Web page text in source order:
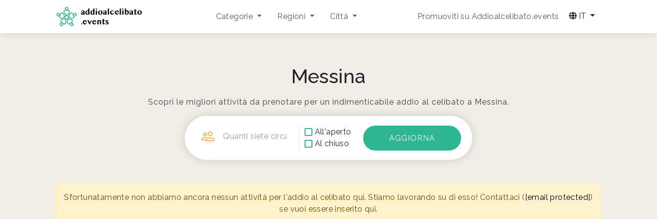
Categorie Regioni Città Promuoviti su Addioalcelibato.events IT
Messina
Scopri le migliori attività da prenotare per un indimenticabile addio al celibato a Messina.
Quanti siete circa?
All'aperto
Al chiuso
Sfortunatamente non abbiamo ancora nessun attività per l'addio al celibato qui. Stiamo lavorando su di esso! Contattaci ([email protected])
se vuoi essere inserito qui.